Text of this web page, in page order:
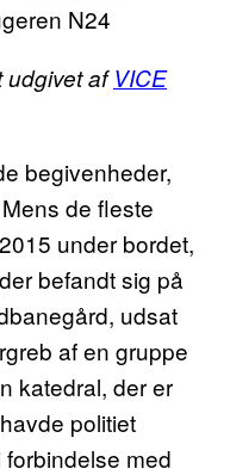
N24
udgivet afVICE
begivenheder,
de fleste
under bordet,
befandt sig på
udsat
af en gruppe
katedral, der er
politiet
med